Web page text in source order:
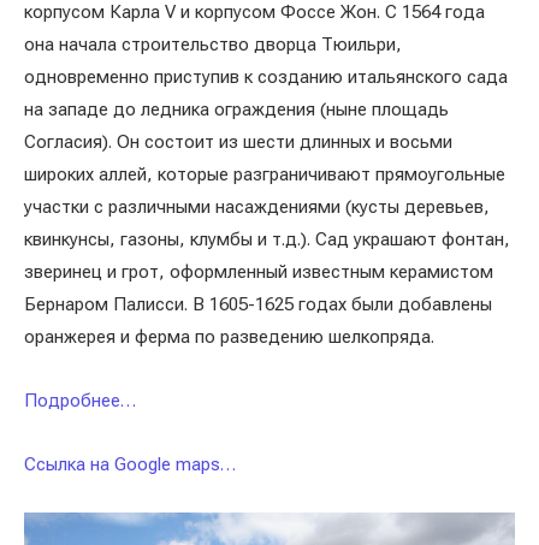
корпусом Карла V и корпусом Фоссе Жон. С 1564 года
она начала строительство дворца Тюильри,
одновременно приступив к созданию итальянского сада
на западе до ледника ограждения (ныне площадь
Согласия). Он состоит из шести длинных и восьми
широких аллей, которые разграничивают прямоугольные
участки с различными насаждениями (кусты деревьев,
квинкунсы, газоны, клумбы и т.д.). Сад украшают фонтан,
зверинец и грот, оформленный известным керамистом
Бернаром Палисси. В 1605-1625 годах были добавлены
оранжерея и ферма по разведению шелкопряда.
Подробнее…
Ссылка на Google maps…